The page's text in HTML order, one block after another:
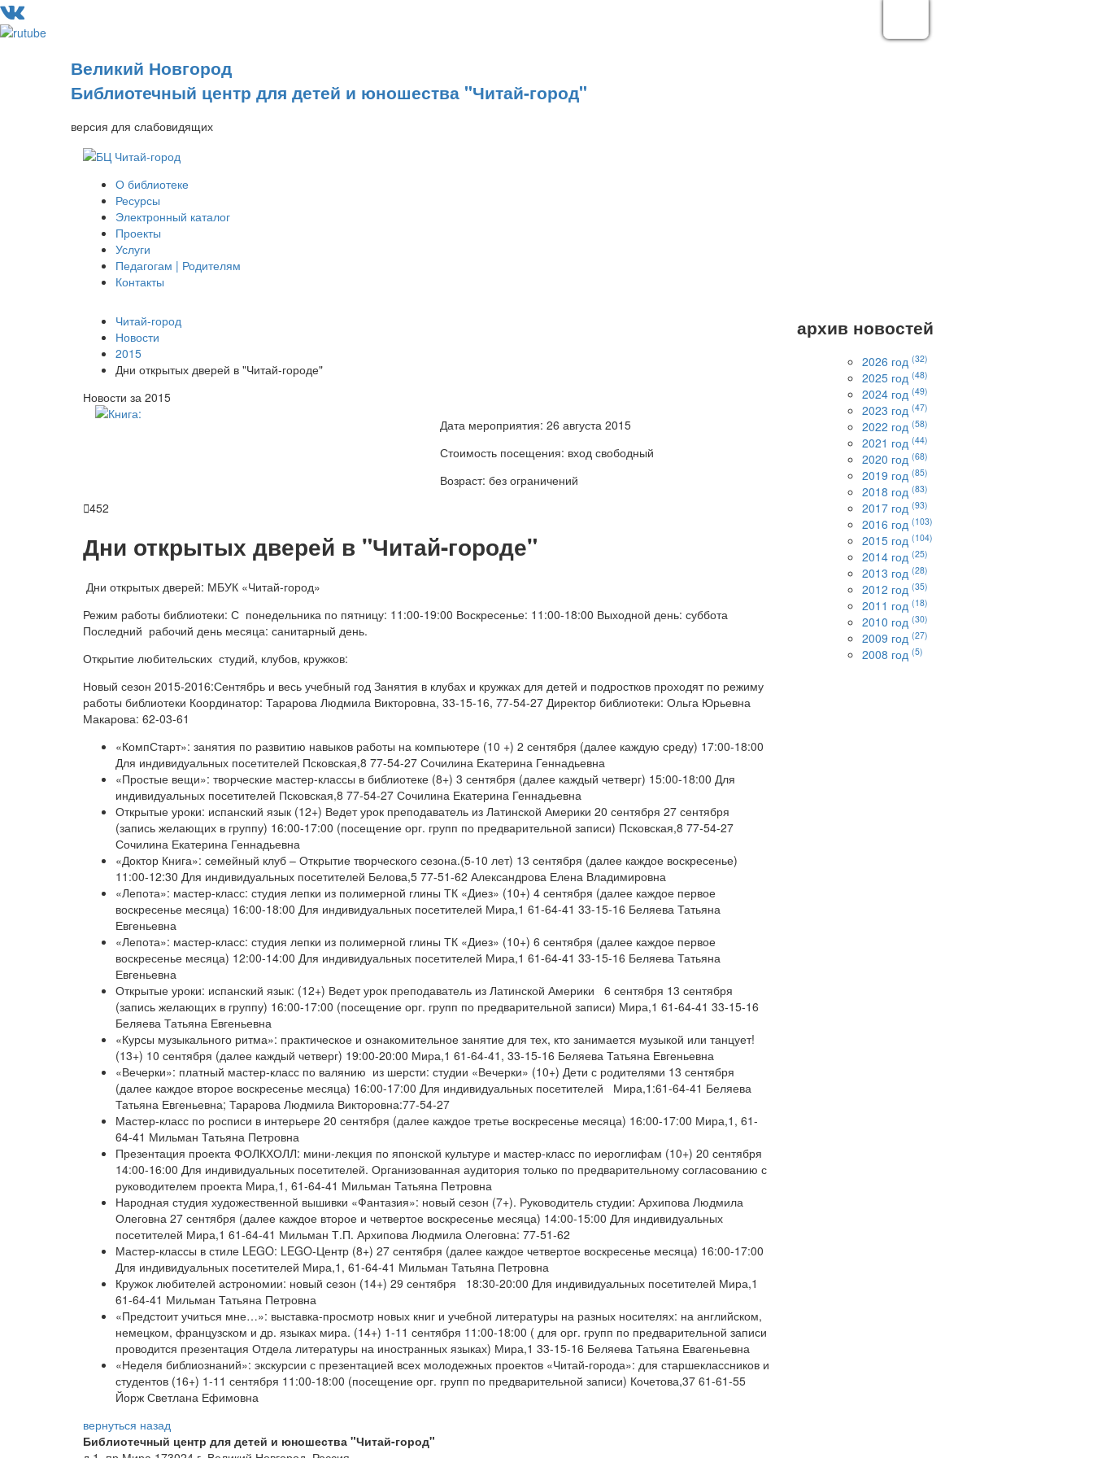
Великий Новгород
Библиотечный центр для детей и юношества "Читай-город"
версия для слабовидящих
О библиотеке
Ресурсы
Электронный каталог
Проекты
Услуги
Педагогам | Родителям
Контакты
Читай-город
Новости
2015
Дни открытых дверей в "Читай-городе"
Новости за 2015
Дата мероприятия: 26 августа 2015
Стоимость посещения: вход свободный
Возраст: без ограничений
452
Дни открытых дверей в "Читай-городе"
Дни открытых дверей: МБУК «Читай-город»
Режим работы библиотеки: С понедельника по пятницу: 11:00-19:00 Воскресенье: 11:00-18:00 Выходной день: суббота
Последний рабочий день месяца: санитарный день.
Открытие любительских студий, клубов, кружков:
Новый сезон 2015-2016:Сентябрь и весь учебный год Занятия в клубах и кружках для детей и подростков проходят по режиму
работы библиотеки Координатор: Тарарова Людмила Викторовна, 33-15-16, 77-54-27 Директор библиотеки: Ольга Юрьевна
Макарова: 62-03-61
«КомпСтарт»: занятия по развитию навыков работы на компьютере (10 +) 2 сентября (далее каждую среду) 17:00-18:00
Для индивидуальных посетителей Псковская,8 77-54-27 Сочилина Екатерина Геннадьевна
«Простые вещи»: творческие мастер-классы в библиотеке (8+) 3 сентября (далее каждый четверг) 15:00-18:00 Для
индивидуальных посетителей Псковская,8 77-54-27 Сочилина Екатерина Геннадьевна
Открытые уроки: испанский язык (12+) Ведет урок преподаватель из Латинской Америки 20 сентября 27 сентября
(запись желающих в группу) 16:00-17:00 (посещение орг. групп по предварительной записи) Псковская,8 77-54-27
Сочилина Екатерина Геннадьевна
«Доктор Книга»: семейный клуб – Открытие творческого сезона.(5-10 лет) 13 сентября (далее каждое воскресенье)
11:00-12:30 Для индивидуальных посетителей Белова,5 77-51-62 Александрова Елена Владимировна
«Лепота»: мастер-класс: студия лепки из полимерной глины ТК «Диез» (10+) 4 сентября (далее каждое первое
воскресенье месяца) 16:00-18:00 Для индивидуальных посетителей Мира,1 61-64-41 33-15-16 Беляева Татьяна
Евгеньевна
«Лепота»: мастер-класс: студия лепки из полимерной глины ТК «Диез» (10+) 6 сентября (далее каждое первое
воскресенье месяца) 12:00-14:00 Для индивидуальных посетителей Мира,1 61-64-41 33-15-16 Беляева Татьяна
Евгеньевна
Открытые уроки: испанский язык: (12+) Ведет урок преподаватель из Латинской Америки 6 сентября 13 сентября
(запись желающих в группу) 16:00-17:00 (посещение орг. групп по предварительной записи) Мира,1 61-64-41 33-15-16
Беляева Татьяна Евгеньевна
«Курсы музыкального ритма»: практическое и ознакомительное занятие для тех, кто занимается музыкой или танцует!
(13+) 10 сентября (далее каждый четверг) 19:00-20:00 Мира,1 61-64-41, 33-15-16 Беляева Татьяна Евгеньевна
«Вечерки»: платный мастер-класс по валянию из шерсти: студии «Вечерки» (10+) Дети с родителями 13 сентября
(далее каждое второе воскресенье месяца) 16:00-17:00 Для индивидуальных посетителей Мира,1:61-64-41 Беляева
Татьяна Евгеньевна; Тарарова Людмила Викторовна:77-54-27
Мастер-класс по росписи в интерьере 20 сентября (далее каждое третье воскресенье месяца) 16:00-17:00 Мира,1, 61-
64-41 Мильман Татьяна Петровна
Презентация проекта ФОЛКХОЛЛ: мини-лекция по японской культуре и мастер-класс по иероглифам (10+) 20 сентября
14:00-16:00 Для индивидуальных посетителей. Организованная аудитория только по предварительному согласованию с
руководителем проекта Мира,1, 61-64-41 Мильман Татьяна Петровна
Народная студия художественной вышивки «Фантазия»: новый сезон (7+). Руководитель студии: Архипова Людмила
Олеговна 27 сентября (далее каждое второе и четвертое воскресенье месяца) 14:00-15:00 Для индивидуальных
посетителей Мира,1 61-64-41 Мильман Т.П. Архипова Людмила Олеговна: 77-51-62
Мастер-классы в стиле LEGO: LEGO-Центр (8+) 27 сентября (далее каждое четвертое воскресенье месяца) 16:00-17:00
Для индивидуальных посетителей Мира,1, 61-64-41 Мильман Татьяна Петровна
Кружок любителей астрономии: новый сезон (14+) 29 сентября 18:30-20:00 Для индивидуальных посетителей Мира,1
61-64-41 Мильман Татьяна Петровна
«Предстоит учиться мне…»: выставка-просмотр новых книг и учебной литературы на разных носителях: на английском,
немецком, французском и др. языках мира. (14+) 1-11 сентября 11:00-18:00 ( для орг. групп по предварительной записи
проводится презентация Отдела литературы на иностранных языках) Мира,1 33-15-16 Беляева Татьяна Евагеньевна
«Неделя библиознаний»: экскурсии с презентацией всех молодежных проектов «Читай-города»: для старшеклассников и
студентов (16+) 1-11 сентября 11:00-18:00 (посещение орг. групп по предварительной записи) Кочетова,37 61-61-55
Йорж Светлана Ефимовна
вернуться назад
архив новостей
2026 год (32)
2025 год (48)
2024 год (49)
2023 год (47)
2022 год (58)
2021 год (44)
2020 год (68)
2019 год (85)
2018 год (83)
2017 год (93)
2016 год (103)
2015 год (104)
2014 год (25)
2013 год (28)
2012 год (35)
2011 год (18)
2010 год (30)
2009 год (27)
2008 год (5)
Библиотечный центр для детей и юношества "Читай-город"